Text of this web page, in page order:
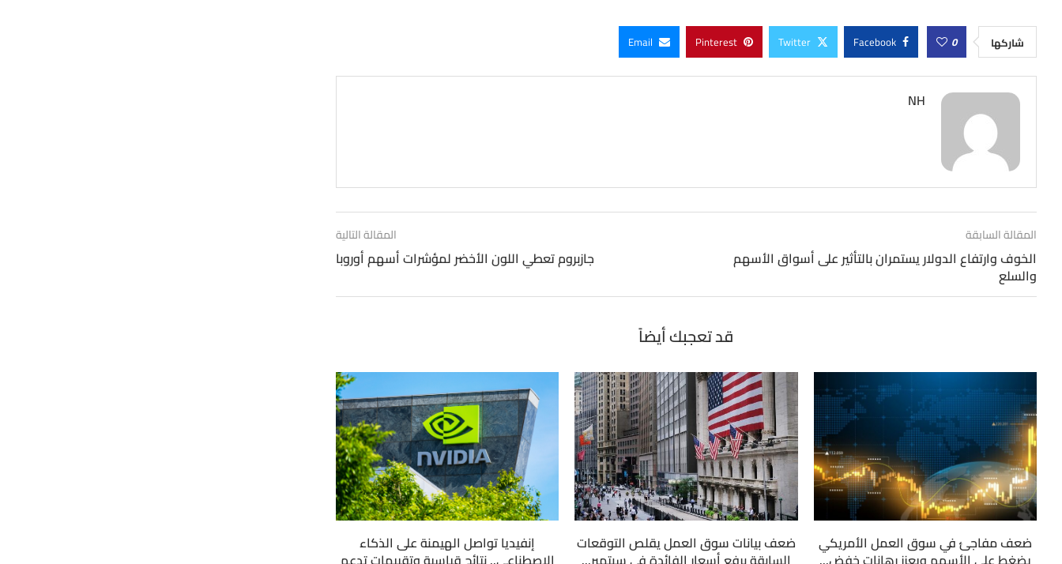
شاركها 0
Facebook
Twitter
Pinterest
Email
NH
المقالة السابقة
الخوف وارتفاع الدولار يستمران بالتأثير على أسواق الأسهم
والسلع
المقالة التالية
جازبروم تعطي اللون الأخضر لمؤشرات أسهم أوروبا
قد تعجبك أيضاً
إنفيديا تواصل الهيمنة على الذكاء ضعف بيانات سوق العمل يقلص التوقعات ضعف مفاجئ في سوق العمل الأمريكي